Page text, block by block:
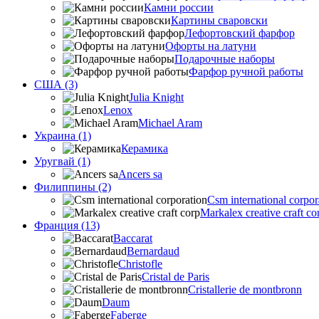
Камни россии
Картины сваровски
Лефортовский фарфор
Офорты на латуни
Подарочные наборы
Фарфор ручной работы
США (3)
Julia Knight
Lenox
Michael Aram
Украина (1)
Керамика
Уругвай (1)
Ancers sa
Филиппины (2)
Csm international
Markalex creative craft
Франция (13)
Baccarat
Bernardaud
Christofle
Cristal de Paris
Cristallerie de montbronn
Daum
Faberge